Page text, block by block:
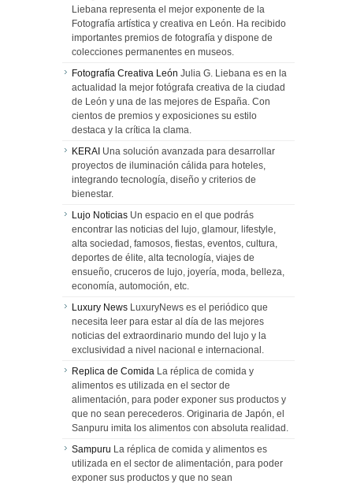
Liebana representa el mejor exponente de la
Fotografía artística y creativa en León. Ha recibido
importantes premios de fotografía y dispone de
colecciones permanentes en museos.
Fotografía Creativa León Julia G. Liebana es en la
actualidad la mejor fotógrafa creativa de la ciudad
de León y una de las mejores de España. Con
cientos de premios y exposiciones su estilo
destaca y la crítica la clama.
KERAI Una solución avanzada para desarrollar
proyectos de iluminación cálida para hoteles,
integrando tecnología, diseño y criterios de
bienestar.
Lujo Noticias Un espacio en el que podrás
encontrar las noticias del lujo, glamour, lifestyle,
alta sociedad, famosos, fiestas, eventos, cultura,
deportes de élite, alta tecnología, viajes de
ensueño, cruceros de lujo, joyería, moda, belleza,
economía, automoción, etc.
Luxury News LuxuryNews es el periódico que
necesita leer para estar al día de las mejores
noticias del extraordinario mundo del lujo y la
exclusividad a nivel nacional e internacional.
Replica de Comida La réplica de comida y
alimentos es utilizada en el sector de
alimentación, para poder exponer sus productos y
que no sean perecederos. Originaria de Japón, el
Sanpuru imita los alimentos con absoluta realidad.
Sampuru La réplica de comida y alimentos es
utilizada en el sector de alimentación, para poder
exponer sus productos y que no sean